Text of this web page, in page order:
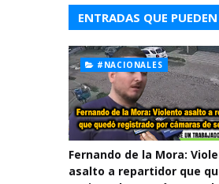
ENTRADAS QUE
#NACIONALES
Fernando de la Mora:
asalto a repartidor que